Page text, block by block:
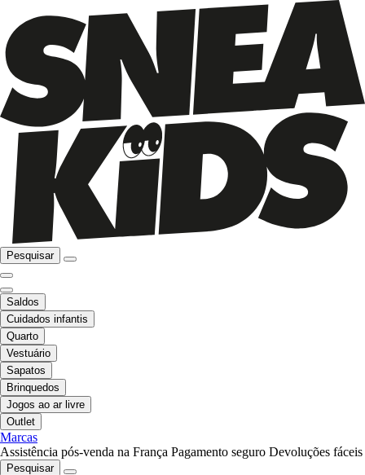
Pesquisar
Saldos
Cuidados infantis
Quarto
Vestuário
Sapatos
Brinquedos
Jogos ao ar livre
Outlet
Marcas
Assistência pós-venda na França Pagamento seguro Devoluções fáceis
Pesquisar